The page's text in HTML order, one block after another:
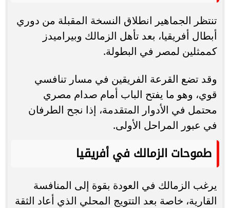
تنتظر الجماهير انطلاق النسخة المقبلة من دوري
أبطال أفريقيا، بعد تأهل الزمالك وبيراميدز
كممثلين لمصر في البطولة.
وقد تضع القرعة الفريقين في مسار تنافسي
قوي، وهو ما يفتح الباب أمام صدام مصري
محتمل في الأدوار المتقدمة، إذا نجح الطرفان
في عبور المراحل الأولى.
طموحات الزمالك في أفريقيا
يرغب الزمالك في العودة بقوة إلى المنافسة
القارية، خاصة بعد التتويج المحلي الذي أعاد الثقة